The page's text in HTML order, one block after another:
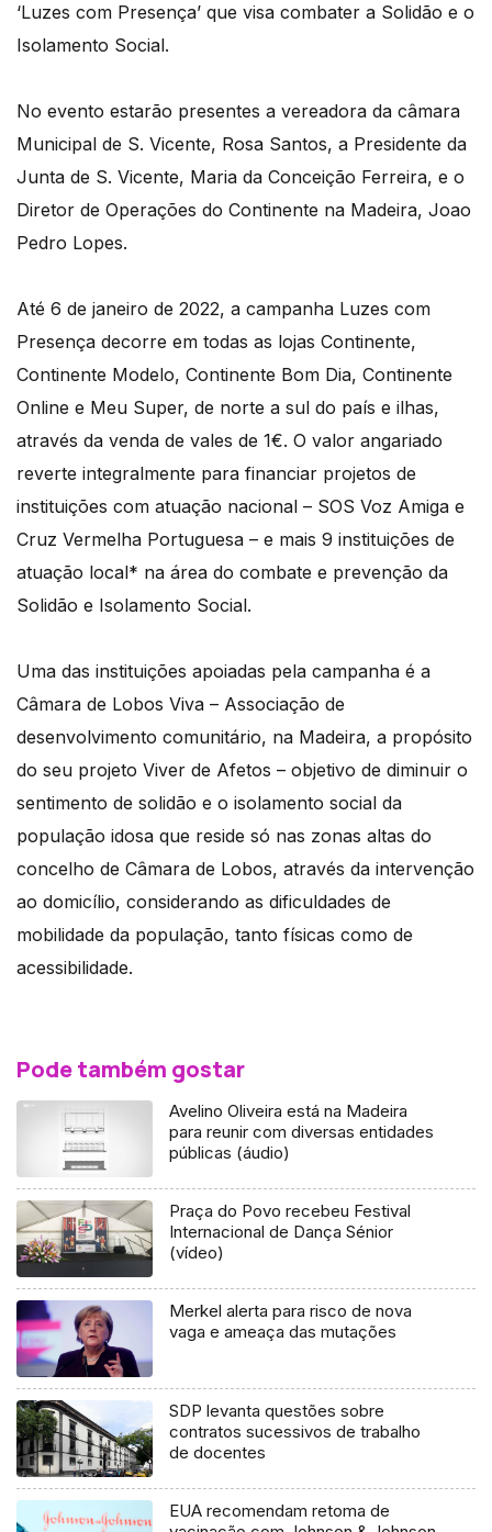
‘Luzes com Presença’ que visa combater a Solidão e o
Isolamento Social.
No evento estarão presentes a vereadora da câmara
Municipal de S. Vicente, Rosa Santos, a Presidente da
Junta de S. Vicente, Maria da Conceição Ferreira, e o
Diretor de Operações do Continente na Madeira, Joao
Pedro Lopes.
Até 6 de janeiro de 2022, a campanha Luzes com
Presença decorre em todas as lojas Continente,
Continente Modelo, Continente Bom Dia, Continente
Online e Meu Super, de norte a sul do país e ilhas,
através da venda de vales de 1€. O valor angariado
reverte integralmente para financiar projetos de
instituições com atuação nacional – SOS Voz Amiga e
Cruz Vermelha Portuguesa – e mais 9 instituições de
atuação local* na área do combate e prevenção da
Solidão e Isolamento Social.
Uma das instituições apoiadas pela campanha é a
Câmara de Lobos Viva – Associação de
desenvolvimento comunitário, na Madeira, a propósito
do seu projeto Viver de Afetos – objetivo de diminuir o
sentimento de solidão e o isolamento social da
população idosa que reside só nas zonas altas do
concelho de Câmara de Lobos, através da intervenção
ao domicílio, considerando as dificuldades de
mobilidade da população, tanto físicas como de
acessibilidade.
Pode também gostar
Avelino Oliveira está na Madeira
para reunir com diversas entidades
públicas (áudio)
Praça do Povo recebeu Festival
Internacional de Dança Sénior
(vídeo)
Merkel alerta para risco de nova
vaga e ameaça das mutações
SDP levanta questões sobre
contratos sucessivos de trabalho
de docentes
EUA recomendam retoma de